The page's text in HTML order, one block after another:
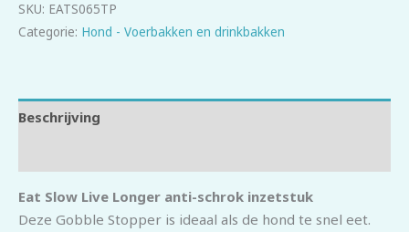
SKU: EATS065TP
Categorie: Hond - Voerbakken en drinkbakken
Beschrijving
Eat Slow Live Longer anti-schrok inzetstuk
Deze Gobble Stopper is ideaal als de hond te snel eet.